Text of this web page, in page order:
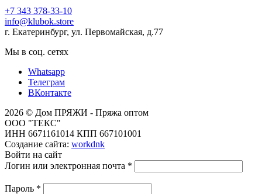
+7 343 378-33-10
info@klubok.store
г. Екатеринбург, ул. Первомайская, д.77
Мы в соц. сетях
Whatsapp
Телеграм
ВКонтакте
2026 © Дом ПРЯЖИ - Пряжа оптом
ООО "ТЕКС"
ИНН 6671161014 КПП 667101001
Создание сайта: workdnk
Войти на сайт
Логин или электронная почта *
Пароль *